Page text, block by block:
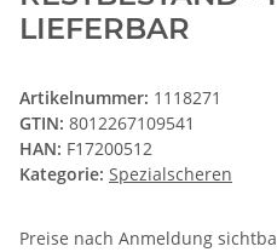
LIEFERBAR
Artikelnummer: 1118271
GTIN: 8012267109541
HAN: F17200512
Kategorie: Spezialscheren
Preise nach Anmeldung